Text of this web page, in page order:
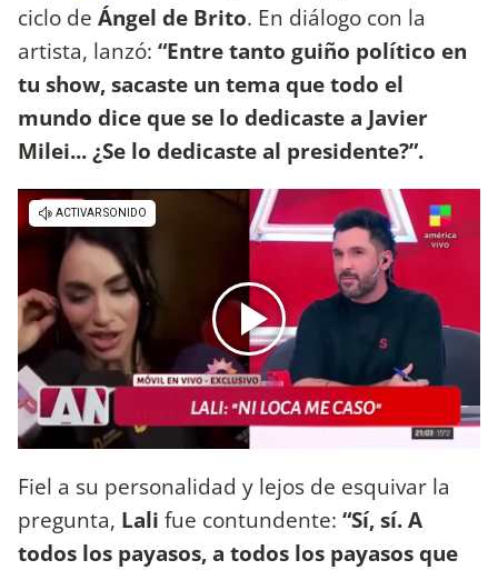
ciclo de Ángel de Brito. En diálogo con la
artista, lanzó: “Entre tanto guiño político en
tu show, sacaste un tema que todo el
mundo dice que se lo dedicaste a Javier
Milei... ¿Se lo dedicaste al presidente?”.
Fiel a su personalidad y lejos de esquivar la
pregunta, Lali fue contundente: “Sí, sí. A
todos los payasos, a todos los payasos que